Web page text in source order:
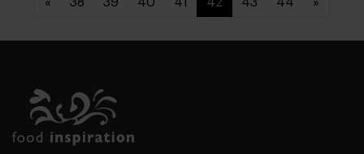
« 38 39 40 41 42 43 44 »